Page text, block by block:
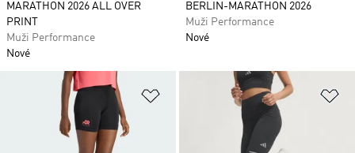
MARATHON 2026 ALL OVER
PRINT
Muži Performance
Nové
BERLIN-MARATHON 2026
Muži Performance
Nové
Pridať do zoznamu želaných